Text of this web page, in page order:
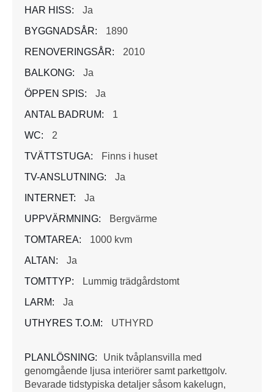
HAR HISS:
Ja
BYGGNADSÅR:
1890
RENOVERINGSÅR:
2010
BALKONG:
Ja
ÖPPEN SPIS:
Ja
ANTAL BADRUM:
1
WC:
2
TVÄTTSTUGA:
Finns i huset
TV-ANSLUTNING:
Ja
INTERNET:
Ja
UPPVÄRMNING:
Bergvärme
TOMTAREA:
1000 kvm
ALTAN:
Ja
TOMTTYP:
Lummig trädgårdstomt
LARM:
Ja
UTHYRES T.O.M:
UTHYRD
PLANLÖSNING:
Unik tvåplansvilla med
genomgående ljusa interiörer samt parkettgolv.
Bevarade tidstypiska detaljer såsom kakelugn,